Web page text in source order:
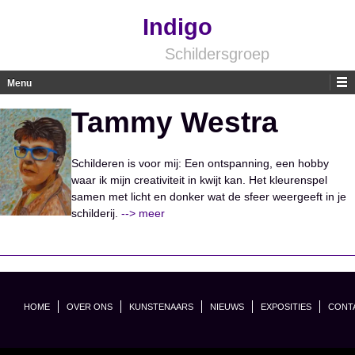
Indigo
Schildersgroep
Menu
Tammy Westra
Schilderen is voor mij: Een ontspanning, een hobby
waar ik mijn creativiteit in kwijt kan. Het kleurenspel
samen met licht en donker wat de sfeer weergeeft in je
schilderij. --> meer
HOME OVER ONS KUNSTENAARS NIEUWS EXPOSITIES